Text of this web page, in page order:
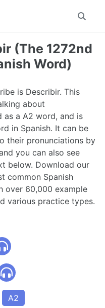
Toggle
(The 1272nd
Word)
is Describir. This
about
as a A2 word, and is
in Spanish. It can be
their pronunciations by
you can also see
below. Download our
common Spanish
over 60,000 example
various practice types.
A2